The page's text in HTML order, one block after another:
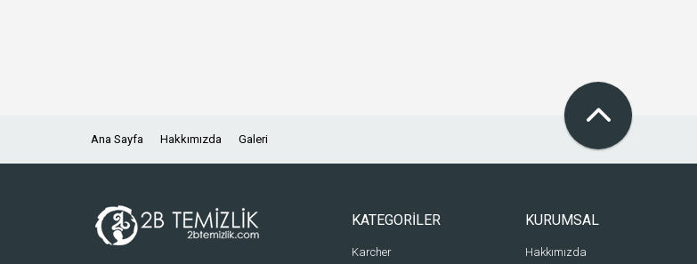
Ana Sayfa Hakkımızda Galeri
KATEGORİLER
Karcher
KURUMSAL
Hakkımızda